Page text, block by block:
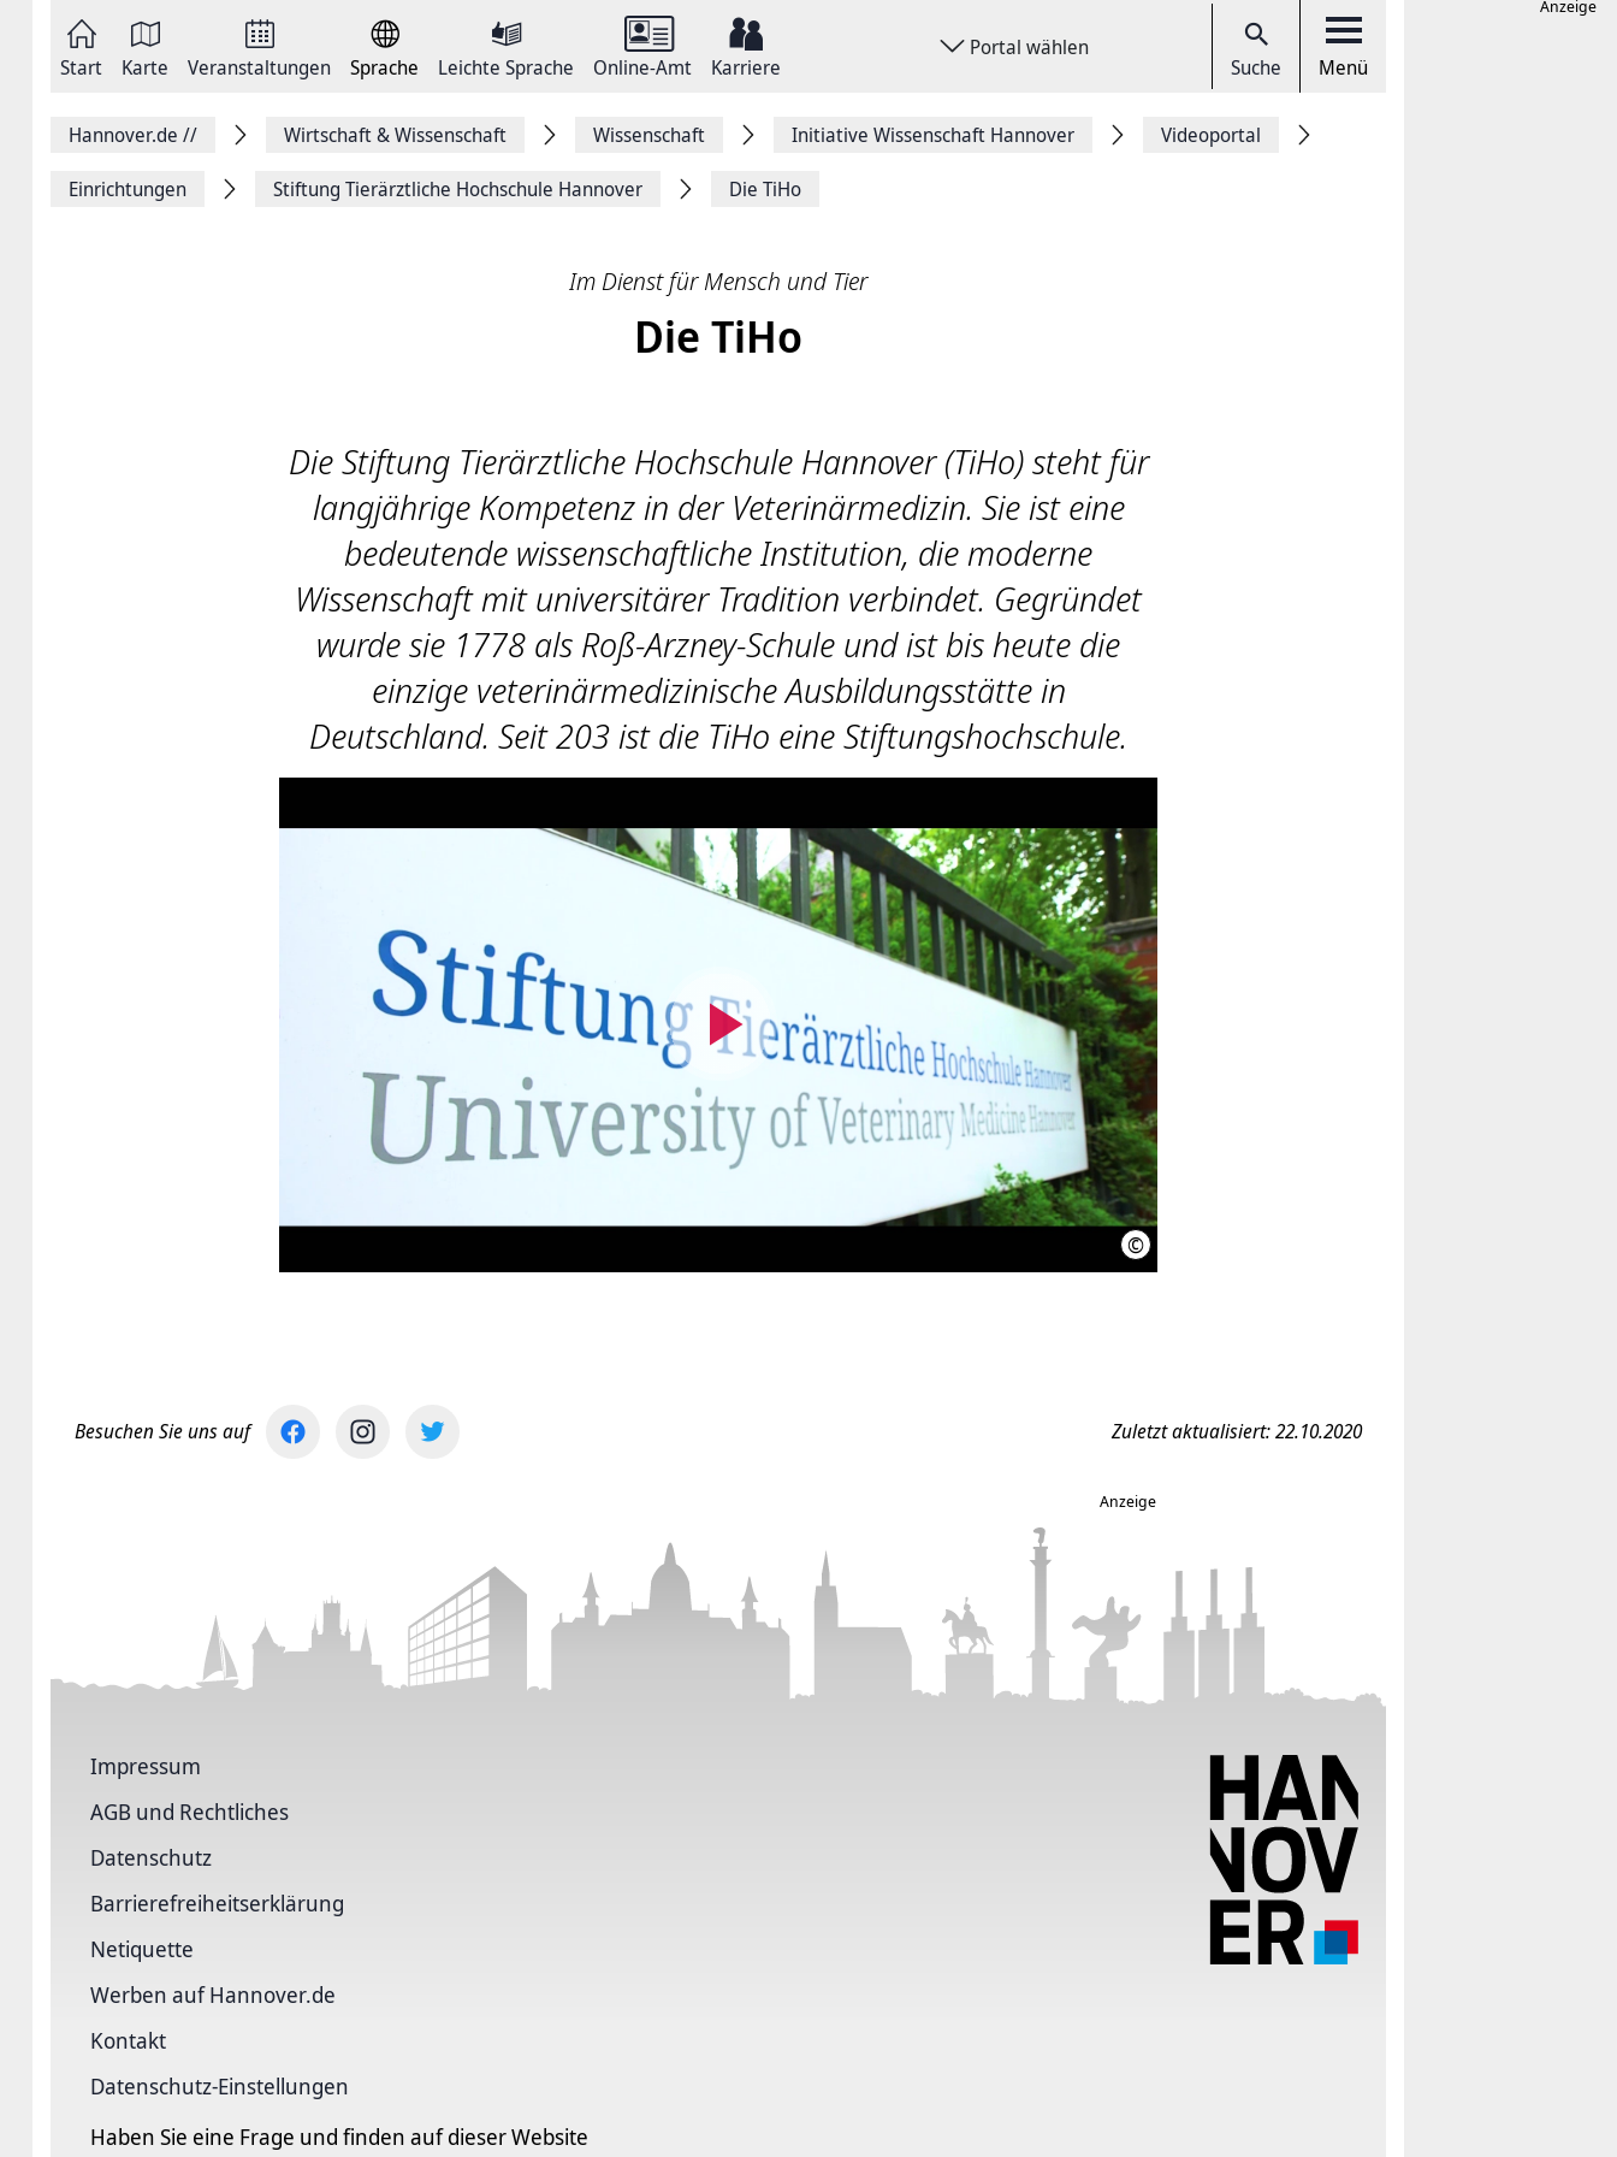
springen
Start Karte Veranstaltungen Sprache Leichte Sprache Online-Amt Karriere
Portal wählen
Suche Menü
FacebookHannover.de // Wirtschaft & Wissenschaft Wissenschaft Initiative Wissenschaft Hannover Videoportal
Einrichtungen Stiftung ­Tierärztliche ­Hochschule ­Hannover Die TiHo
Im Dienst für Mensch und Tier
Die TiHo
Die Stiftung Tierärztliche Hochschule Hannover (TiHo) steht für
langjährige Kompetenz in der Veterinärmedizin. Sie ist eine
bedeutende wissenschaftliche Institution, die moderne
Wissenschaft mit universitärer Tradition verbindet. Gegründet
wurde sie 1778 als Roß-Arzney-Schule und ist bis heute die
einzige veterinärmedizinische Ausbildungsstätte in
Deutschland. Seit 203 ist die TiHo eine Stiftungshochschule.
Video
abspielen
©INIWI
Besuchen Sie uns auf Zuletzt aktualisiert: 22.10.2020
Anzeige
Impressum
AGB und Rechtliches
Datenschutz
Barriere­freiheits­erklärung
Netiquette
Werben auf Hannover.de
Kontakt
Datenschutz-Einstellungen
Haben Sie eine Frage und finden auf dieser Website
Anzeige